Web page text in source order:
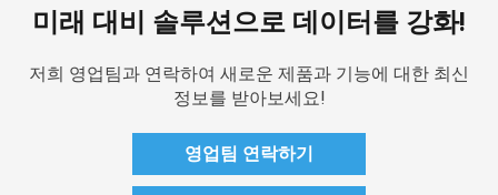
미래 대비 솔루션으로 데이터를 강화!
저희 영업팀과 연락하여 새로운 제품과 기능에 대한 최신
정보를 받아보세요!
영업팀 연락하기